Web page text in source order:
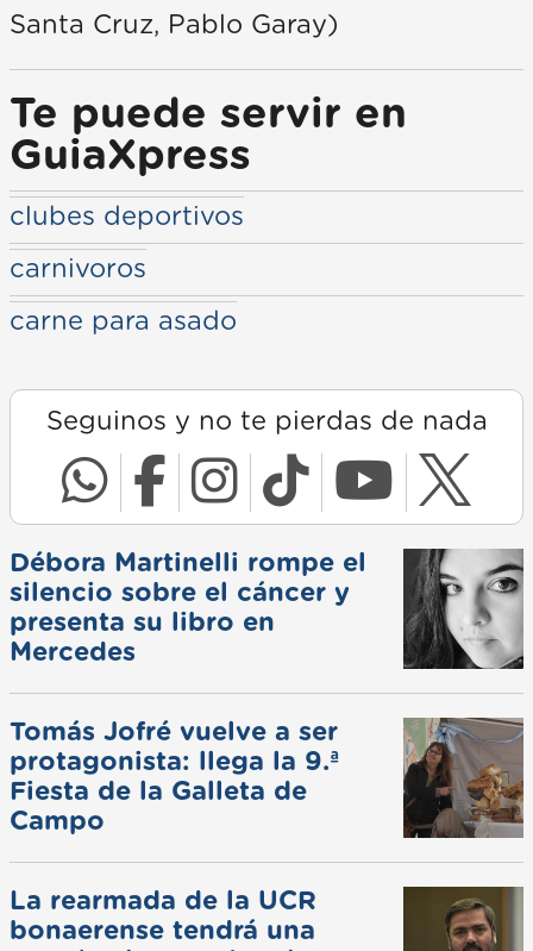
Santa Cruz, Pablo Garay)
Te puede servir en
GuiaXpress
clubes deportivos
carnivoros
carne para asado
Seguinos y no te pierdas de nada
Débora Martinelli rompe el
silencio sobre el cáncer y
presenta su libro en
Mercedes
Tomás Jofré vuelve a ser
protagonista: llega la 9.ª
Fiesta de la Galleta de
Campo
La rearmada de la UCR
bonaerense tendrá una